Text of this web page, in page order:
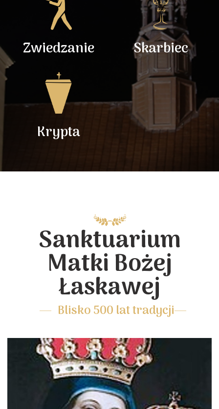
Zwiedzanie Skarbiec
Krypta
Sanktuarium
Matki Bożej
Łaskawej
Blisko 500 lat tradycji